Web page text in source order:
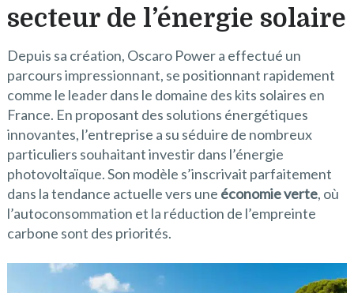
secteur de l’énergie solaire
Depuis sa création, Oscaro Power a effectué un
parcours impressionnant, se positionnant rapidement
comme le leader dans le domaine des kits solaires en
France. En proposant des solutions énergétiques
innovantes, l’entreprise a su séduire de nombreux
particuliers souhaitant investir dans l’énergie
photovoltaïque. Son modèle s’inscrivait parfaitement
dans la tendance actuelle vers une économie verte, où
l’autoconsommation et la réduction de l’empreinte
carbone sont des priorités.